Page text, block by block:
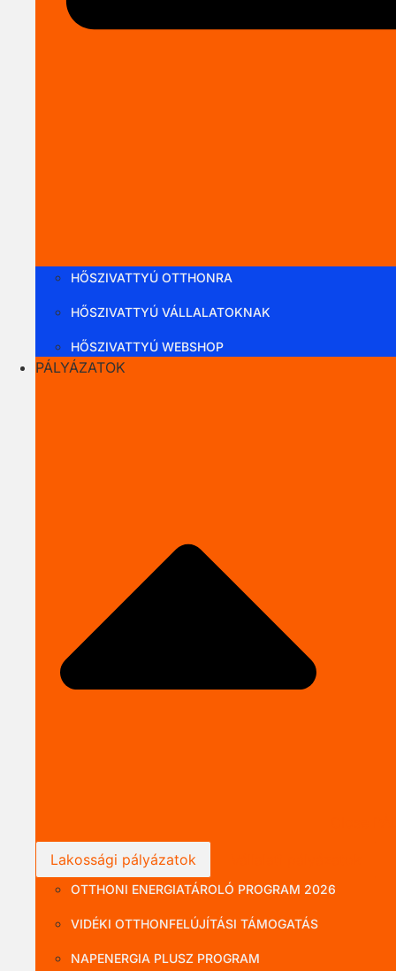
HŐSZIVATTYÚ OTTHONRA
HŐSZIVATTYÚ VÁLLALATOKNAK
HŐSZIVATTYÚ WEBSHOP
PÁLYÁZATOK
Lakossági pályázatok
OTTHONI ENERGIATÁROLÓ PROGRAM 2026
VIDÉKI OTTHONFELÚJÍTÁSI TÁMOGATÁS
NAPENERGIA PLUSZ PROGRAM